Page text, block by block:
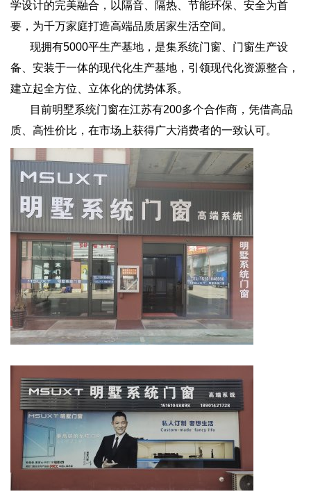
学设计的完美融合，以隔音、隔热、节能环保、安全为首
要，为千万家庭打造高端品质居家生活空间。
现拥有5000平生产基地，是集系统门窗、门窗生产设
备、安装于一体的现代化生产基地，引领现代化资源整合，
建立起全方位、立体化的优势体系。
目前明墅系统门窗在江苏有200多个合作商，凭借高品
质、高性价比，在市场上获得广大消费者的一致认可。